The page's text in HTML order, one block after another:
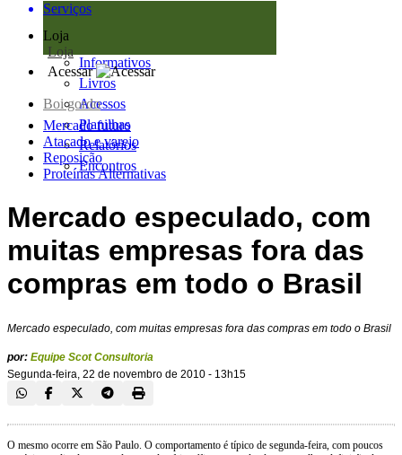
Serviços
Loja
Loja
Informativos
Livros
Acessos
Planilhas
Relatórios
Encontros
Acessar
Boi gordo
Mercado futuro
Atacado e varejo
Reposição
Proteínas Alternativas
Mercado especulado, com
muitas empresas fora das
compras em todo o Brasil
Mercado especulado, com muitas empresas fora das compras em todo o Brasil
por: Equipe Scot Consultoria
Segunda-feira, 22 de novembro de 2010 - 13h15
O mesmo ocorre em São Paulo. O comportamento é típico de segunda-feira, com poucos